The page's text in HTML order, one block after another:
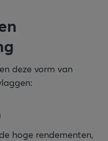
deze vorm van
hoge rendementen,